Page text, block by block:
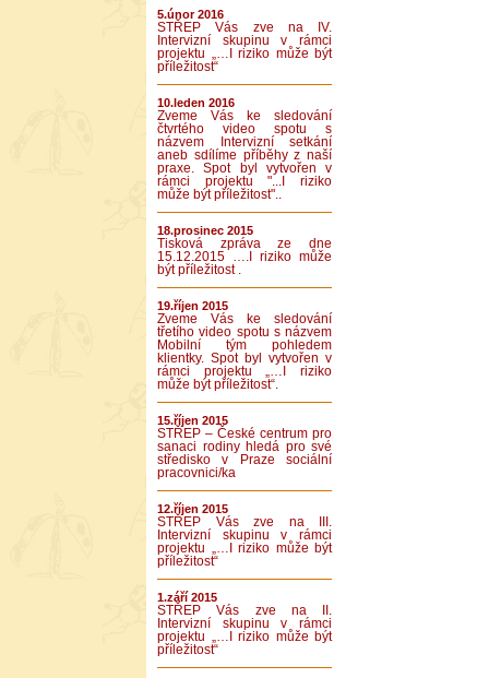
5.únor 2016
STŘEP Vás zve na IV.
Intervizní skupinu v rámci
projektu „…I riziko může být
příležitost“
10.leden 2016
Zveme Vás ke sledování
čtvrtého video spotu s
názvem Intervizní setkání
aneb sdílíme příběhy z naší
praxe. Spot byl vytvořen v
rámci projektu "...I riziko
může být příležitost"..
18.prosinec 2015
Tisková zpráva ze dne
15.12.2015 ….I riziko může
být příležitost .
19.říjen 2015
Zveme Vás ke sledování
třetího video spotu s názvem
Mobilní tým pohledem
klientky. Spot byl vytvořen v
rámci projektu „…I riziko
může být příležitost“.
15.říjen 2015
STŘEP – České centrum pro
sanaci rodiny hledá pro své
středisko v Praze sociální
pracovnici/ka
12.říjen 2015
STŘEP Vás zve na III.
Intervizní skupinu v rámci
projektu „…I riziko může být
příležitost“
1.září 2015
STŘEP Vás zve na II.
Intervizní skupinu v rámci
projektu „…I riziko může být
příležitost“